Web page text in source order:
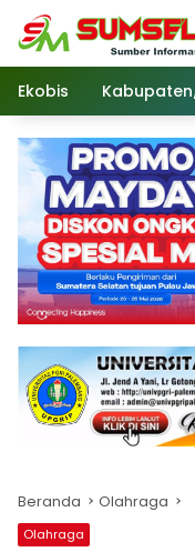
Langsung
konten
Ekobis
Beranda Olahraga
Olahraga